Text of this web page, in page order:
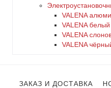
VALENA
VALENA белый
VALENA
VALENA
ЗАКАЗ И ДОСТАВКА